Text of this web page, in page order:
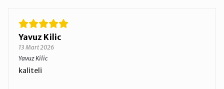
Yavuz Kilic
13 Mart 2026
Yavuz Kilic
kaliteli